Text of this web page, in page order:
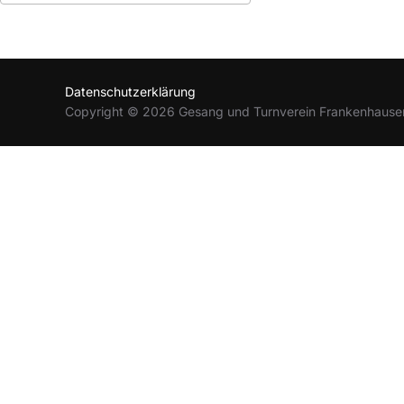
Datenschutzerklärung
Copyright © 2026 Gesang und Turnverein